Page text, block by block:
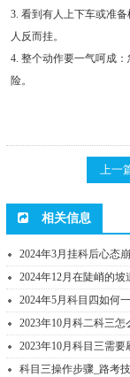
3. 看到有人上下车或准
人反而挂。
4. 整个动作要一气呵成
险。
上一
相关信息
2024年3月挂科后心态
2024年12月在陡峭的
2024年5月科目四如何
2023年10月科二科三怎
2023年10月科目三需
科目三操作步骤_路考